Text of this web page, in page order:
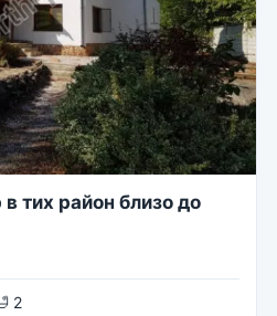
тих район близо до
2